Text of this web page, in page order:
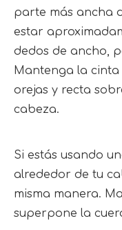
parte más ancha
estar
dedos de ancho,
Mantenga la
orejas y recta
cabeza.
Si estás usando
alrededor de tu
misma manera.
superpone la